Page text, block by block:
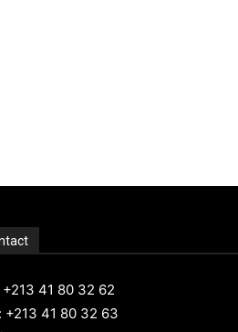
41 80 32 62
+213 41 80 32 63